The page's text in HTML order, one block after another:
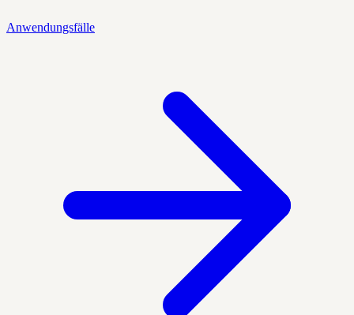
Anwendungsfälle